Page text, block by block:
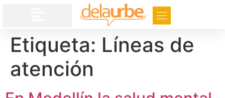
Etiqueta: Líneas de
atención